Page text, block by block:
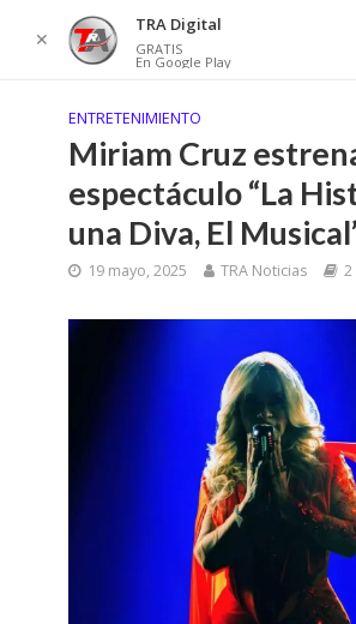
ENTRETENIMIENTO
Miriam Cruz
espectáculo “La
una Diva, El
19 mayo, 2025 TRA Noticias 2
✕
TRA Digital
GRATIS
En Google Play